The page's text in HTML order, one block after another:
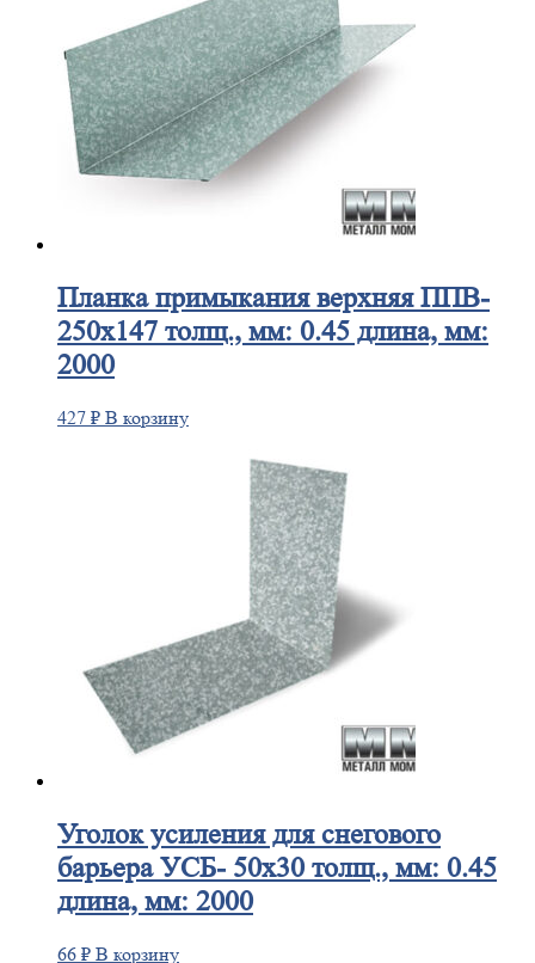
Планкапримыкания верхняя ППВ-
250х147 толщ., мм: 0.45 длина, мм:
2000
427 ₽ В корзину
Уголокусиления для снегового
барьера УСБ- 50х30 толщ., мм: 0.45
длина, мм: 2000
66 ₽ В корзину